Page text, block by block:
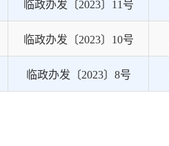
临政办发〔2023〕11号
临政办发〔2023〕10号
临政办发〔2023〕8号